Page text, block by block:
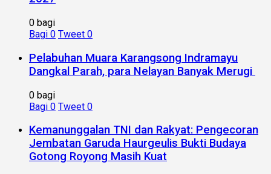
0 bagi
Bagi 0 Tweet 0
Pelabuhan Muara Karangsong Indramayu
Dangkal Parah, para Nelayan Banyak Merugi
0 bagi
Bagi 0 Tweet 0
Kemanunggalan TNI dan Rakyat: Pengecoran
Jembatan Garuda Haurgeulis Bukti Budaya
Gotong Royong Masih Kuat